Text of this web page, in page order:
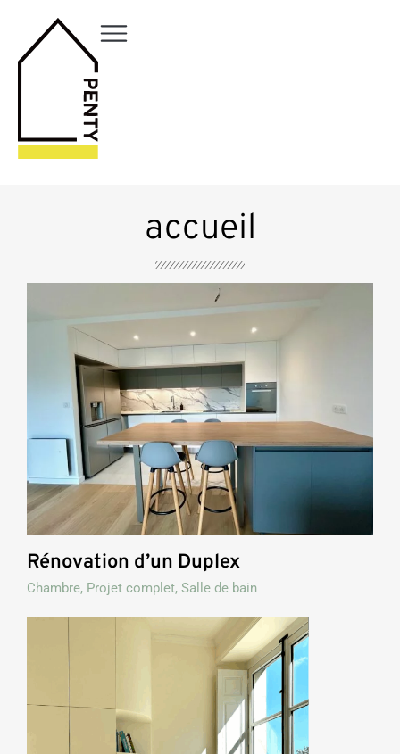
accueil
Rénovation d’un Duplex
Chambre, Projet complet, Salle de bain